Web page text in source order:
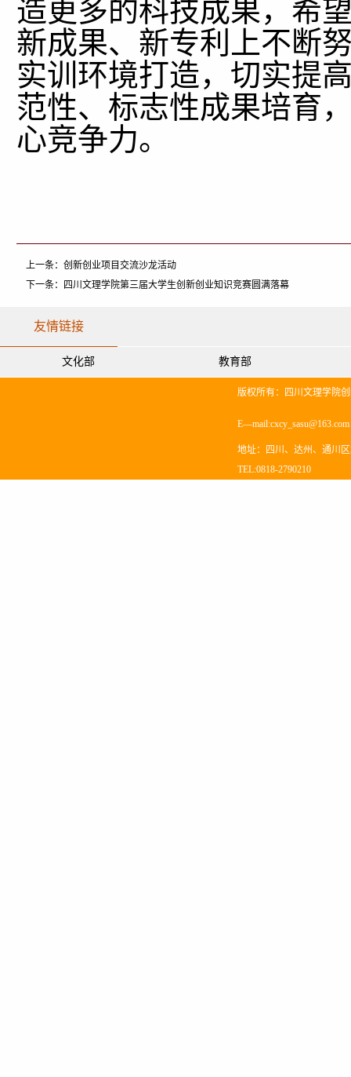
造更多的科技成果，希
新成果、新专利上不断
实训环境打造，切实提
范性、标志性成果培育
心竞争力。
上一条： 创新创业项目交流沙龙活动
下一条：
四川文理学院第三届大学生创新创业知识竞赛圆满落幕
友情链接
文化部 教育部
版权所有：四川文理学院
地址：四川、达州、通川
TEL:0818-2790210